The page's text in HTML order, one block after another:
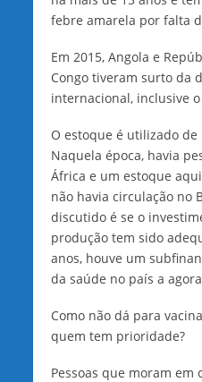
febre amarela por falta
Em 2015, Angola e
Congo tiveram surto da
internacional, inclusive
O estoque é utilizado
Naquela época, havia
África e um estoque
não havia circulação no
discutido é se o
produção tem sido
anos, houve um
da saúde no país a
Como não dá para
quem tem prioridade?
Pessoas que moram em